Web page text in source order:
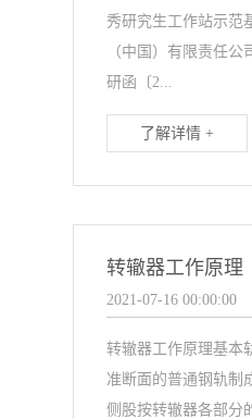
秀研究生工作站示范
（中国）有限责任
研函〔2...
了解详情 +
转辙器工作原理
2021-07-16 00:00:00
转辙器工作原理基本
准断面的普通钢轨制
侧股按转辙器各部分